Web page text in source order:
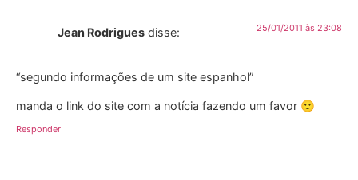
Jean Rodrigues disse: 25/01/2011 às 23:08
“segundo informações de um site espanhol”
manda o link do site com a notícia fazendo um favor 🙂
Responder